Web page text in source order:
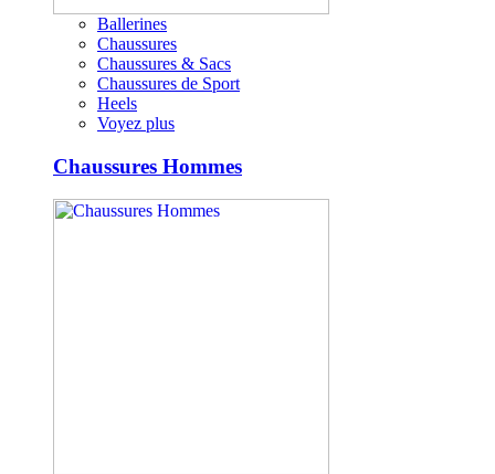
Ballerines
Chaussures
Chaussures & Sacs
Chaussures de Sport
Heels
Voyez plus
Chaussures Hommes